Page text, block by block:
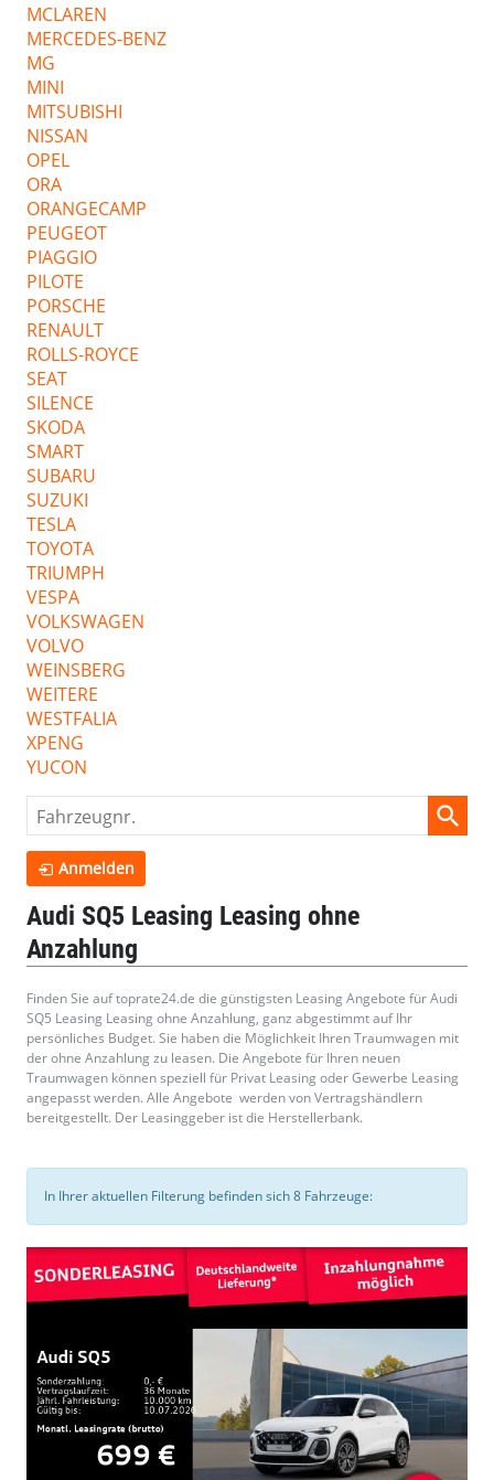
Audi SQ5 Leasing Leasing ohne
Anzahlung
Finden Sie auf toprate24.de die günstigsten Leasing Angebote für Audi
SQ5 Leasing Leasing ohne Anzahlung, ganz abgestimmt auf Ihr
persönliches Budget. Sie haben die Möglichkeit Ihren Traumwagen mit
der ohne Anzahlung zu leasen. Die Angebote für Ihren neuen
Traumwagen können speziell für Privat Leasing oder Gewerbe Leasing
angepasst werden. Alle Angebote werden von Vertragshändlern
bereitgestellt. Der Leasinggeber ist die Herstellerbank.
In Ihrer aktuellen Filterung befinden sich8 Fahrzeuge:
MCLAREN
MERCEDES-BENZ
MG
MINI
MITSUBISHI
NISSAN
OPEL
ORA
ORANGECAMP
PEUGEOT
PIAGGIO
PILOTE
PORSCHE
RENAULT
ROLLS-ROYCE
SEAT
SILENCE
SKODA
SMART
SUBARU
SUZUKI
TESLA
TOYOTA
TRIUMPH
VESPA
VOLKSWAGEN
VOLVO
WEINSBERG
WEITERE
WESTFALIA
XPENG
YUCON
Fahrzeugnr.
Anmelden